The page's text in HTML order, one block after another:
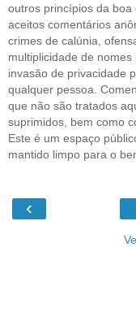
outros princípios da
aceitos comentários
crimes de calúnia,
multiplicidade de
invasão de privacidade
qualquer pessoa.
que não são tratados
suprimidos, bem como
Este é um espaço
mantido limpo para o
‹